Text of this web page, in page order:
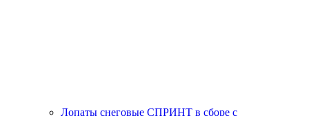
Лопаты снеговые СПРИНТ в сборе с